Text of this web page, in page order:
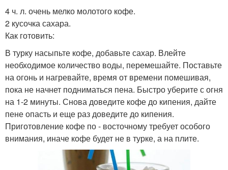
4 ч. л. очень мелко молотого кофе.
2 кусочка сахара.
Как готовить:
В турку насыпьте кофе, добавьте сахар. Влейте
необходимое количество воды, перемешайте. Поставьте
на огонь и нагревайте, время от времени помешивая,
пока не начнет подниматься пена. Быстро уберите с огня
на 1-2 минуты. Снова доведите кофе до кипения, дайте
пене опасть и еще раз доведите до кипения.
Приготовление кофе по - восточному требует особого
внимания, иначе кофе будет не в турке, а на плите.